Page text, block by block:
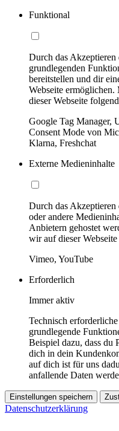
Funktional
Durch das
grundlegenden
bereitstellen und dir
Webseite
dieser Webseite
Google Tag Manager,
Consent Mode von
Klarna, Freshchat
Externe Medieninhalte
Durch das
oder andere
Anbietern gehostet
wir auf dieser
Vimeo, YouTube
Erforderlich
Immer aktiv
Technisch
grundlegende
Beispiel dazu, dass du
dich in dein
auf dich ist für uns
anfallende Daten
Einstellungen speichern
Datenschutzerklärung